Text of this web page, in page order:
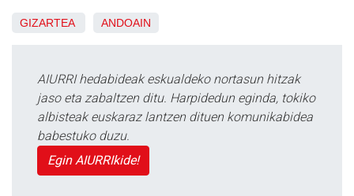
GIZARTEA ANDOAIN
AIURRI hedabideak eskualdeko nortasun hitzak
jaso eta zabaltzen ditu. Harpidedun eginda, tokiko
albisteak euskaraz lantzen dituen komunikabidea
babestuko duzu.
Egin AIURRIkide!